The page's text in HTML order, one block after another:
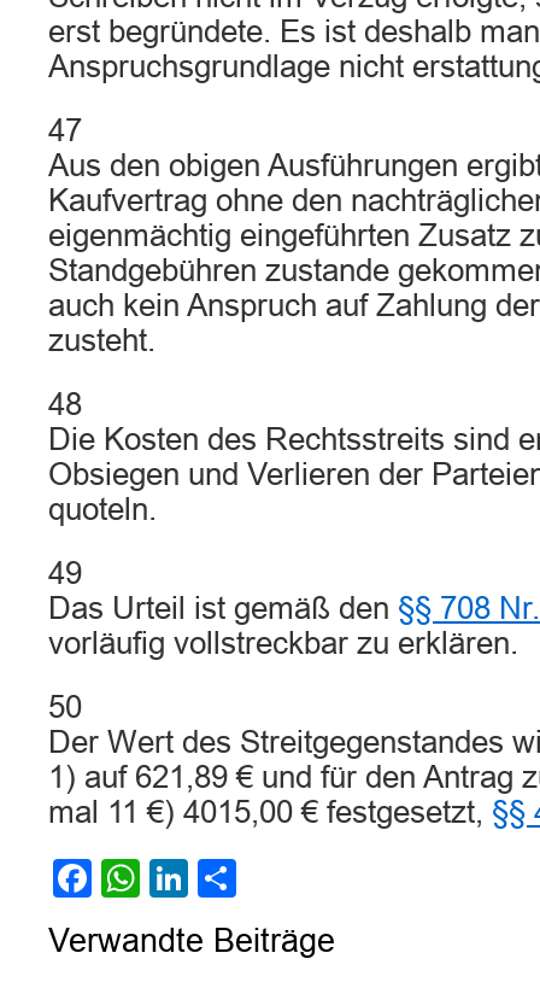
erst begründete. Es ist deshalb
Anspruchsgrundlage nicht
47
Aus den obigen Ausführungen
Kaufvertrag ohne den
eigenmächtig eingeführten Zusatz
Standgebühren zustande
auch kein Anspruch auf Zahlung
zusteht.
48
Die Kosten des Rechtsstreits sind
Obsiegen und Verlieren der
quoteln.
49
Das Urteil ist gemäß den §§ 708
vorläufig vollstreckbar zu erklären.
50
Der Wert des Streitgegenstandes
1) auf 621,89 € und für den Antrag
mal 11 €) 4015,00 € festgesetzt, §§
Facebook
WhatsApp
LinkedIn
Verwandte Beiträge